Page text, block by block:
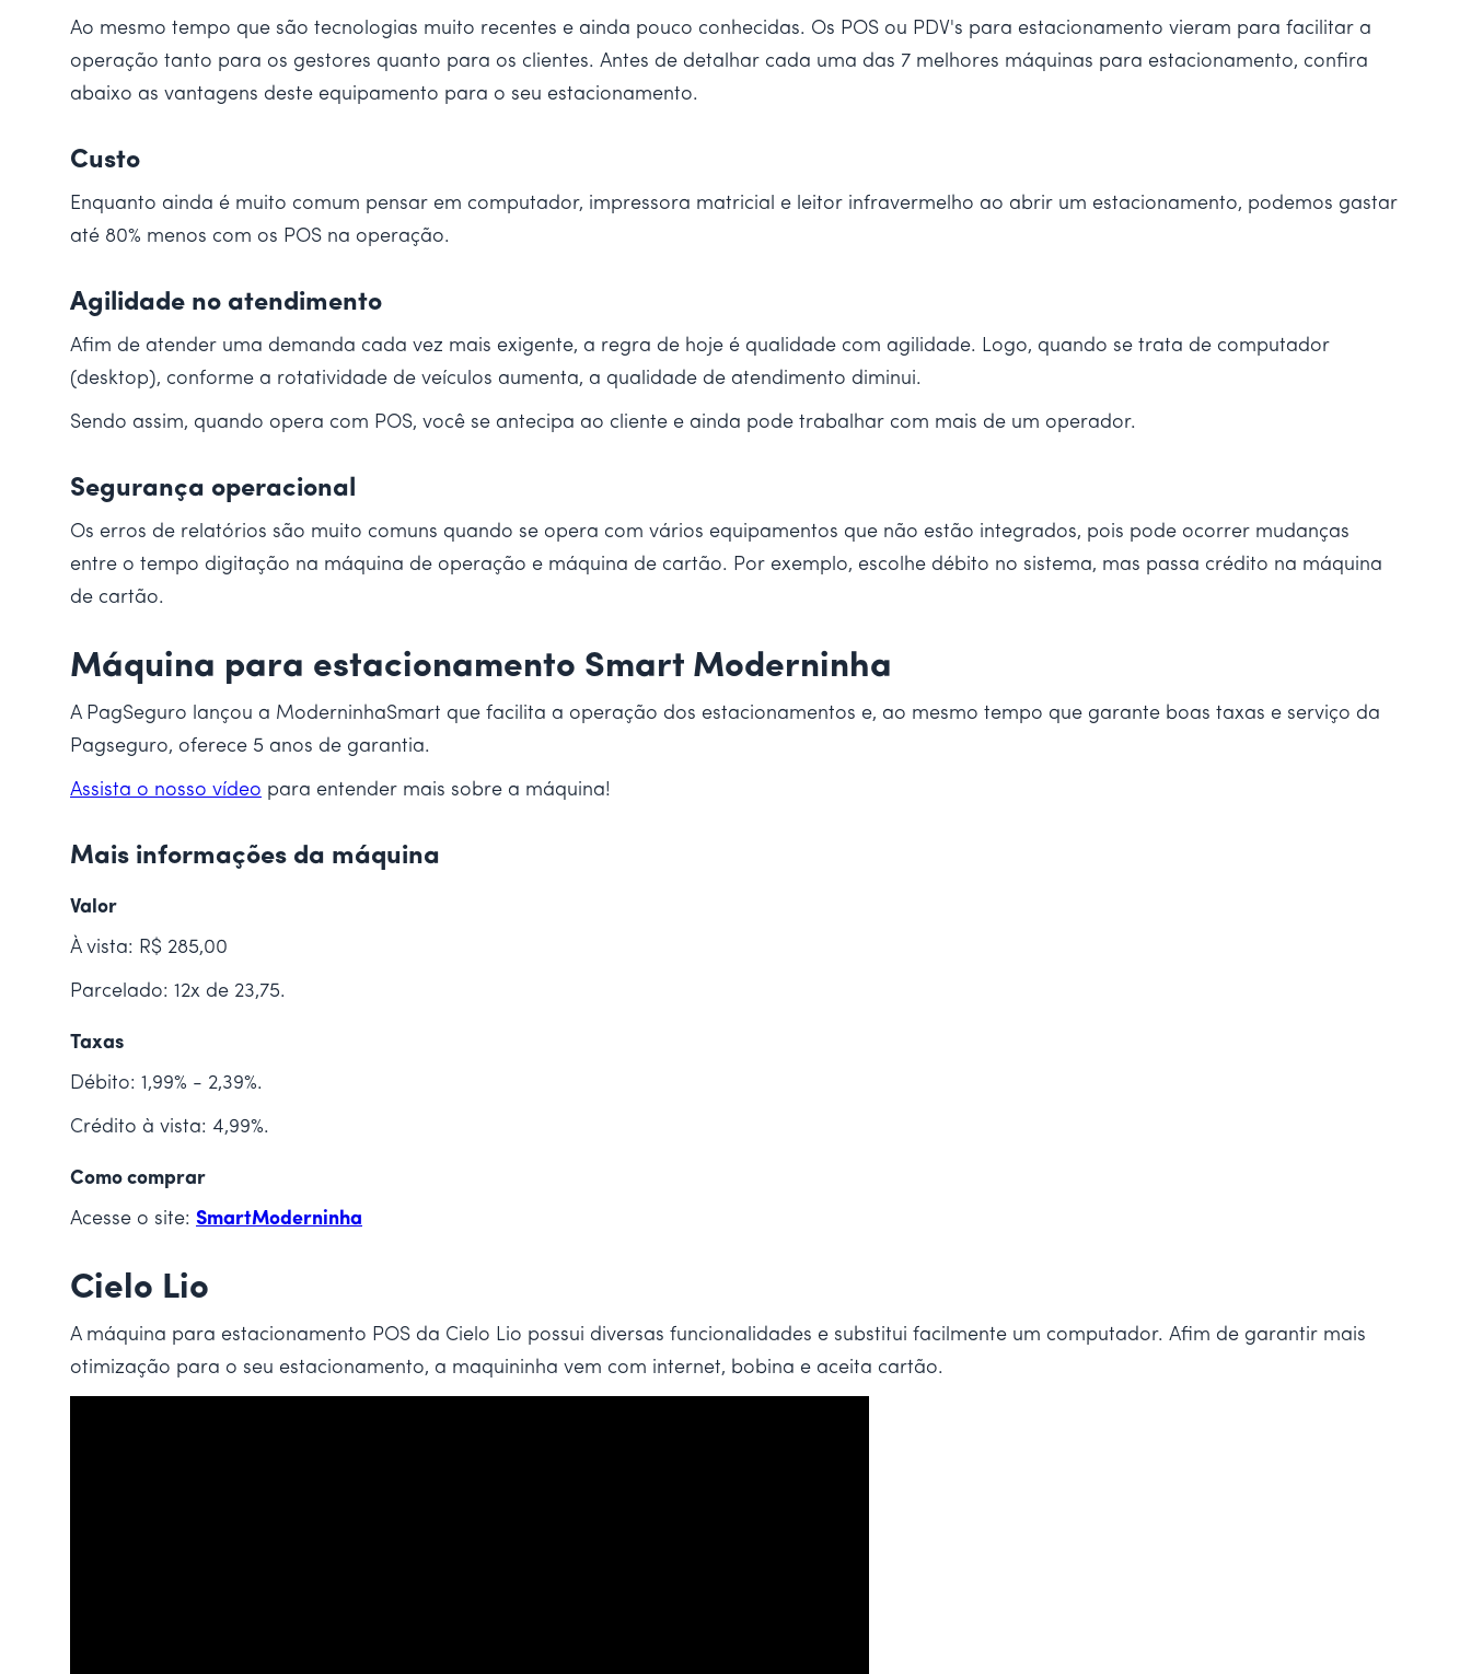
Ao mesmo tempo que são tecnologias muito recentes e ainda pouco conhecidas. Os POS ou PDV's para estacionamento vieram para facilitar a
operação tanto para os gestores quanto para os clientes. Antes de detalhar cada uma das 7 melhores máquinas para estacionamento, confira
abaixo as vantagens deste equipamento para o seu estacionamento.
Custo
Enquanto ainda é muito comum pensar em computador, impressora matricial e leitor infravermelho ao abrir um estacionamento, podemos gastar
até 80% menos com os POS na operação.
Agilidade no atendimento
Afim de atender uma demanda cada vez mais exigente, a regra de hoje é qualidade com agilidade. Logo, quando se trata de computador
(desktop), conforme a rotatividade de veículos aumenta, a qualidade de atendimento diminui.
Sendo assim, quando opera com POS, você se antecipa ao cliente e ainda pode trabalhar com mais de um operador.
Segurança operacional
Os erros de relatórios são muito comuns quando se opera com vários equipamentos que não estão integrados, pois pode ocorrer mudanças
entre o tempo digitação na máquina de operação e máquina de cartão. Por exemplo, escolhe débito no sistema, mas passa crédito na máquina
de cartão.
Máquina para estacionamento Smart Moderninha
A PagSeguro lançou a ModerninhaSmart que facilita a operação dos estacionamentos e, ao mesmo tempo que garante boas taxas e serviço da
Pagseguro, oferece 5 anos de garantia.
Assista o nosso vídeo para entender mais sobre a máquina!
Mais informações da máquina
Valor
À vista: R$ 285,00
Parcelado: 12x de 23,75.
Taxas
Débito: 1,99% - 2,39%.
Crédito à vista: 4,99%.
Como comprar
Acesse o site: SmartModerninha
Cielo Lio
A máquina para estacionamento POS da Cielo Lio possui diversas funcionalidades e substitui facilmente um computador. Afim de garantir mais
otimização para o seu estacionamento, a maquininha vem com internet, bobina e aceita cartão.